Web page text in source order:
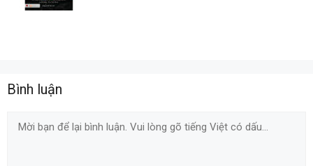
Bình luận
Comment